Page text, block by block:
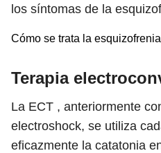
los síntomas de la
Cómo se trata la esquizofrenia
Terapia
La ECT , anteriormente
electroshock, se utiliza
eficazmente la catatonia